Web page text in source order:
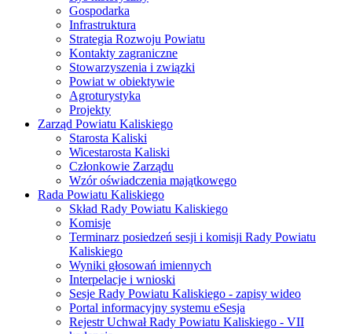
Gospodarka
Infrastruktura
Strategia Rozwoju Powiatu
Kontakty zagraniczne
Stowarzyszenia i związki
Powiat w obiektywie
Agroturystyka
Projekty
Zarząd Powiatu Kaliskiego
Starosta Kaliski
Wicestarosta Kaliski
Członkowie Zarządu
Wzór oświadczenia majątkowego
Rada Powiatu Kaliskiego
Skład Rady Powiatu Kaliskiego
Komisje
Terminarz posiedzeń sesji i komisji Rady Powiatu
Kaliskiego
Wyniki głosowań imiennych
Interpelacje i wnioski
Sesje Rady Powiatu Kaliskiego - zapisy wideo
Portal informacyjny systemu eSesja
Rejestr Uchwał Rady Powiatu Kaliskiego - VII